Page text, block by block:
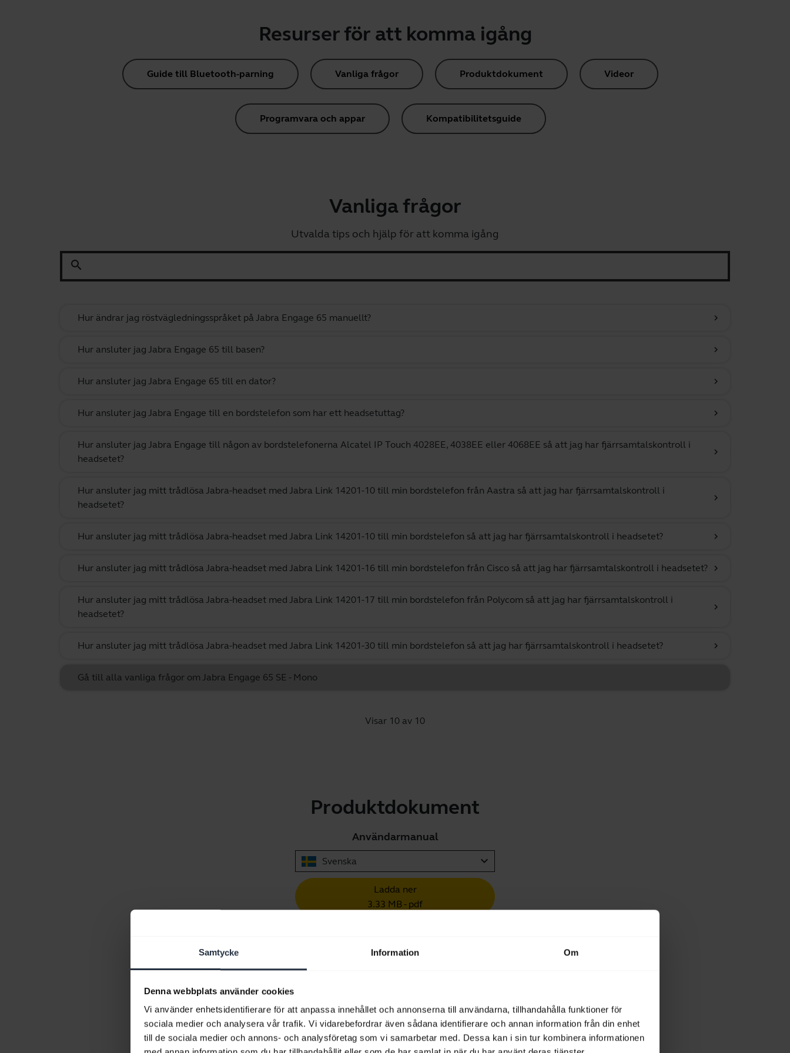
Samtycke Information Om
Denna webbplats använder cookies
Vi använder enhetsidentifierare för att anpassa innehållet och annonserna till användarna, tillhandahålla funktioner för
sociala medier och analysera vår trafik. Vi vidarebefordrar även sådana identifierare och annan information från din enhet
till de sociala medier och annons- och analysföretag som vi samarbetar med. Dessa kan i sin tur kombinera informationen
Resurser för att komma igång
Guide till Bluetooth-parning Vanliga frågor Produktdokument Videor
Programvara och appar Kompatibilitetsguide
Vanliga frågor
Utvalda tips och hjälp för att komma igång
search
Hur ändrar jag röstvägledningsspråket på Jabra Engage 65 manuellt? chevron_right
Hur ansluter jag Jabra Engage 65 till basen? chevron_right
Hur ansluter jag Jabra Engage 65 till en dator? chevron_right
Hur ansluter jag Jabra Engage till en bordstelefon som har ett headsetuttag? chevron_right
Hur ansluter jag Jabra Engage till någon av bordstelefonerna Alcatel IP Touch 4028EE, 4038EE eller 4068EE så att jag har fjärrsamtalskontroll i
headsetet?
chevron_right
Hur ansluter jag mitt trådlösa Jabra-headset med Jabra Link 14201-10 till min bordstelefon från Aastra så att jag har fjärrsamtalskontroll i
headsetet?
chevron_right
Hur ansluter jag mitt trådlösa Jabra-headset med Jabra Link 14201-10 till min bordstelefon så att jag har fjärrsamtalskontroll i headsetet? chevron_right
Hur ansluter jag mitt trådlösa Jabra-headset med Jabra Link 14201-16 till min bordstelefon från Cisco så att jag har fjärrsamtalskontroll i headsetet? chevron_right
Hur ansluter jag mitt trådlösa Jabra-headset med Jabra Link 14201-17 till min bordstelefon från Polycom så att jag har fjärrsamtalskontroll i
headsetet?
chevron_right
Hur ansluter jag mitt trådlösa Jabra-headset med Jabra Link 14201-30 till min bordstelefon så att jag har fjärrsamtalskontroll i headsetet? chevron_right
Gå till alla vanliga frågor om Jabra Engage 65 SE - Mono
Visar 10 av 10
Produktdokument
Användarmanual
Svenska expand_more
Ladda ner
3.33 MB - pdf
Gå till alla dokument för produkten
Videor